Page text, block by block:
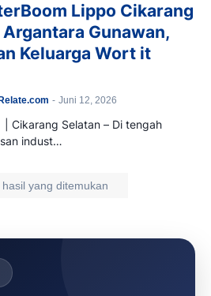
Lippo Cikarang
Gunawan,
Keluarga Wort it
- Juni 12, 2026
| Cikarang Selatan – Di tengah
indust…
hasil yang ditemukan